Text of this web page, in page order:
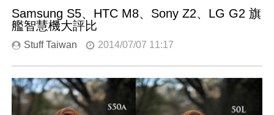
Samsung S5、HTC M8、Sony Z2、LG G2 旗
艦智慧機大評比
Stuff Taiwan 2014/07/07 11:17